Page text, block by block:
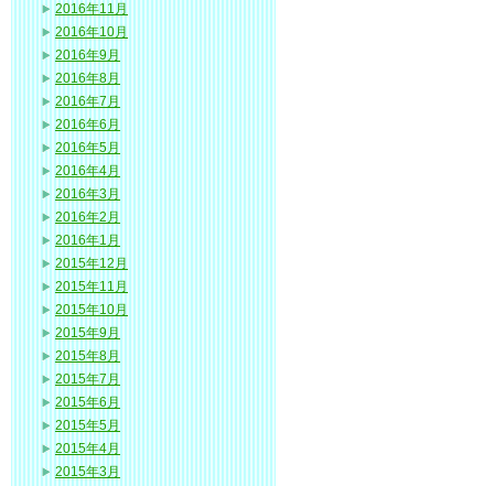
2016年11月
2016年10月
2016年9月
2016年8月
2016年7月
2016年6月
2016年5月
2016年4月
2016年3月
2016年2月
2016年1月
2015年12月
2015年11月
2015年10月
2015年9月
2015年8月
2015年7月
2015年6月
2015年5月
2015年4月
2015年3月